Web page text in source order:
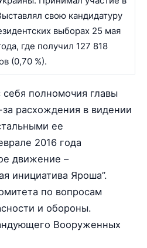
свою кандидатуру
выборах 25 мая
где получил 127 818
(0,70 %).
полномочия главы
за расхождения в видении
ее
2016 года
движение –
инициатива Яроша”.
по вопросам
и обороны.
Вооруженных